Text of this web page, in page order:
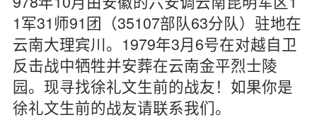
1军31师91团（35107部队63分队）驻地在
云南大理宾川。1979年3月6号在对越自卫
反击战中牺牲并安葬在云南金平烈士陵
园。现寻找徐礼文生前的战友！如果你是
徐礼文生前的战友请联系我们。